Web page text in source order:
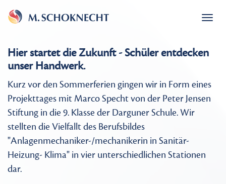
Hier startet die Zukunft - Schüler entdecken
unser Handwerk.
Kurz vor den Sommerferien gingen wir in Form eines
Projekttages mit Marco Specht von der Peter Jensen
Stiftung in die 9. Klasse der Darguner Schule. Wir
stellten die Vielfallt des Berufsbildes
"Anlagenmechaniker-/mechanikerin in Sanitär-
Heizung- Klima" in vier unterschiedlichen Stationen
dar.